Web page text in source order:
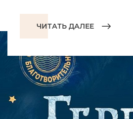
ЧИТАТЬ ДАЛЕЕ